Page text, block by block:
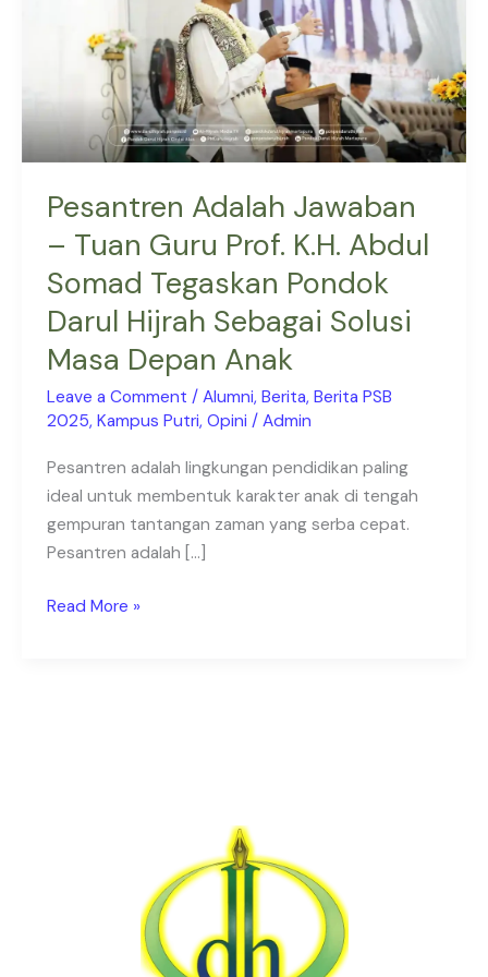
Pesantren Adalah Jawaban
– Tuan Guru Prof. K.H. Abdul
Somad Tegaskan Pondok
Darul Hijrah Sebagai Solusi
Masa Depan Anak
Leave a Comment /Alumni,Berita,Berita PSB
2025,Kampus Putri,Opini /Admin
Pesantren adalah lingkungan pendidikan paling
ideal untuk membentuk karakter anak di tengah
gempuran tantangan zaman yang serba cepat.
Pesantren adalah […]
Abdul
Somad
Tegaskan
Pondok
Darul
Hijrah
Sebagai
Masa
Depan
Anak
Read More »